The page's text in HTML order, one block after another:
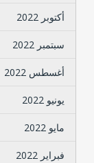
أكتوبر 2022
سبتمبر 2022
أغسطس 2022
يونيو 2022
مايو 2022
فبراير 2022